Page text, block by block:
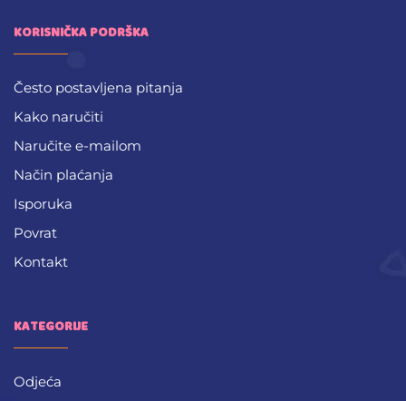
KORISNIČKA PODRŠKA
Često postavljena pitanja
Kako naručiti
Naručite e-mailom
Način plaćanja
Isporuka
Povrat
Kontakt
KATEGORIJE
Odjeća